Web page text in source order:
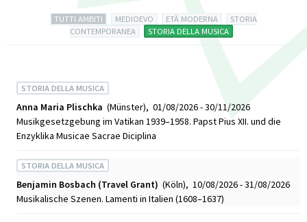
TUTTI AMBITI MEDIOEVO ETÀ MODERNA
STORIA
CONTEMPORANEA
STORIA DELLA MUSICA
STORIA DELLA MUSICA
Anna Maria Plischka (Münster), 01/08/2026 - 30/11/2026
Musikgesetzgebung im Vatikan 1939–1958. Papst Pius XII. und die
Enzyklika Musicae Sacrae Diciplina
STORIA DELLA MUSICA
Benjamin Bosbach (Travel Grant) (Köln), 10/08/2026 - 31/08/2026
Musikalische Szenen. Lamenti in Italien (1608–1637)